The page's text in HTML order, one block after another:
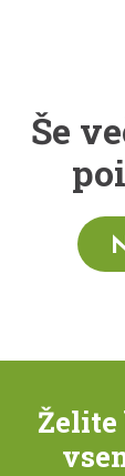
Še
Želite